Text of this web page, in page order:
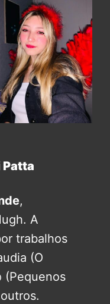
Patta
,
A
trabalhos
(O
(Pequenos